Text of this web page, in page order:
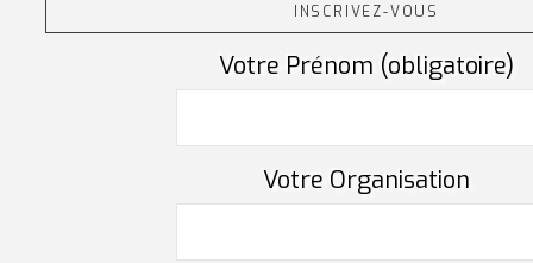
INSCRIVEZ-VOUS
Votre Prénom (obligatoire)
Votre Organisation